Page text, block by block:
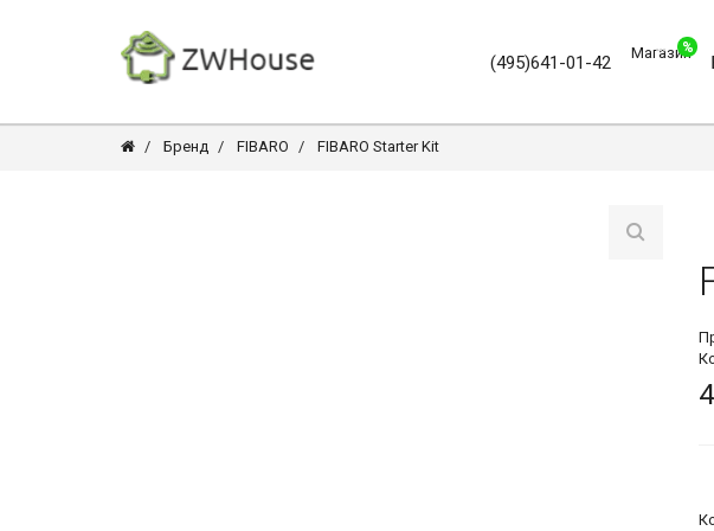
(495)641-01-42 Магазин
%
Бренд FIBARO FIBARO Starter Kit